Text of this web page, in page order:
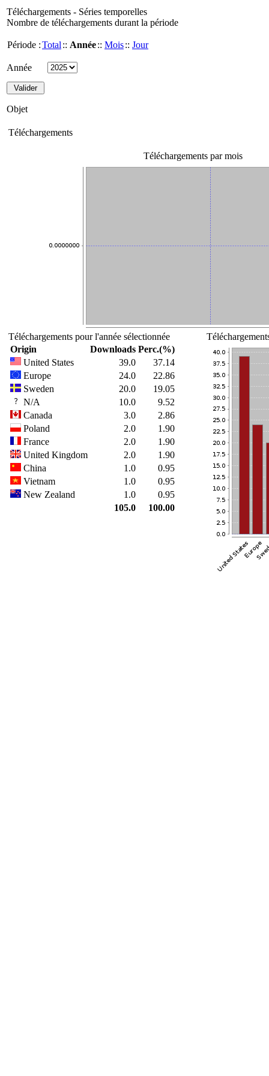
Téléchargements - Séries temporelles
Nombre de téléchargements durant la période
Période :Total :: Année:: Mois:: Jour
Année
Objet
Téléchargements
Téléchargements par mois
Téléchargements pour l'année sélectionnée
Origin
Downloads Perc.(%)
United States
39.0
37.14
Europe
24.0
22.86
Sweden
20.0
19.05
N/A
10.0
9.52
Canada
3.0
2.86
Poland
2.0
1.90
France
2.0
1.90
United Kingdom
2.0
1.90
China
1.0
0.95
Vietnam
1.0
0.95
New Zealand
1.0
0.95
105.0
100.00